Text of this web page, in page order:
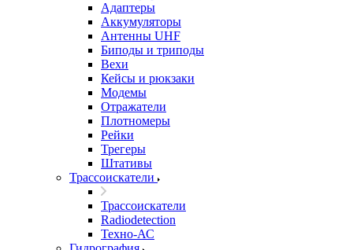
Адаптеры
Аккумуляторы
Антенны UHF
Биподы и триподы
Вехи
Кейсы и рюкзаки
Модемы
Отражатели
Плотномеры
Рейки
Трегеры
Штативы
Трассоискатели
Трассоискатели
Radiodetection
Техно-АС